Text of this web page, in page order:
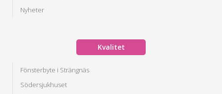
Nyheter
Kvalitet
Fönsterbyte i Strängnäs
Södersjukhuset